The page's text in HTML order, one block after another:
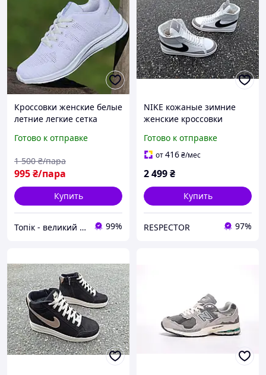
Кроссовки женские белые
летние легкие сетка
легкі сітка (Код: 3134)
Готово к отправке
995₴/пара
1 500 ₴/пара
Купить
Топік - великий вибір взуття для чоловіків і жінок 99%
NIKE кожаные зимние
женские кроссовки
Готово к отправке
от416₴/мес
2 499₴
Купить
RESPECTOR 97%